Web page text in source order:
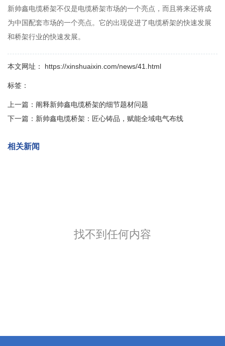
新帅鑫电缆桥架不仅是电缆桥架市场的一个亮点，而且将来还将成
为中国配套市场的一个亮点。它的出现促进了电缆桥架的快速发展
和桥架行业的快速发展。
本文网址： https://xinshuaixin.com/news/41.html
标签：
上一篇： 阐释新帅鑫电缆桥架的细节题材问题
下一篇： 新帅鑫电缆桥架：匠心铸品，赋能全域电气布线
相关新闻
找不到任何内容